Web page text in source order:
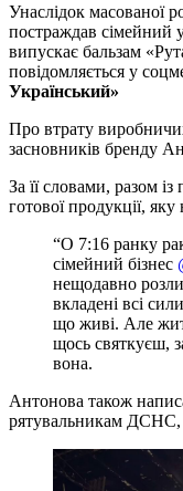
Унаслідок масованої
постраждав сімейний
випускає бальзам
повідомляється у
Український»
Про втрату
засновників бренду
За її словами, разом
готової продукції,
“О 7:16 ранку
сімейний бізнес
нещодавно
вкладені всі
що живі. Але
щось святкуєш,
вона.
Антонова також
рятувальникам ДСНС,